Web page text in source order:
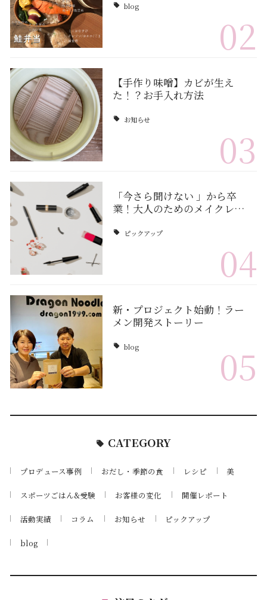
blog
02
【手作り味噌】カビが生え
た！？お手入れ方法
お知らせ
03
「今さら聞けない 」から卒
業！大人のためのメイクレ…
ピックアップ
04
新・プロジェクト始動！ラー
メン開発ストーリー
blog 05
CATEGORY
プロデュース事例 おだし・季節の食 レシピ 美
スポーツごはん&受験 お客様の変化 開催レポート
活動実績 コラム お知らせ ピックアップ
blog